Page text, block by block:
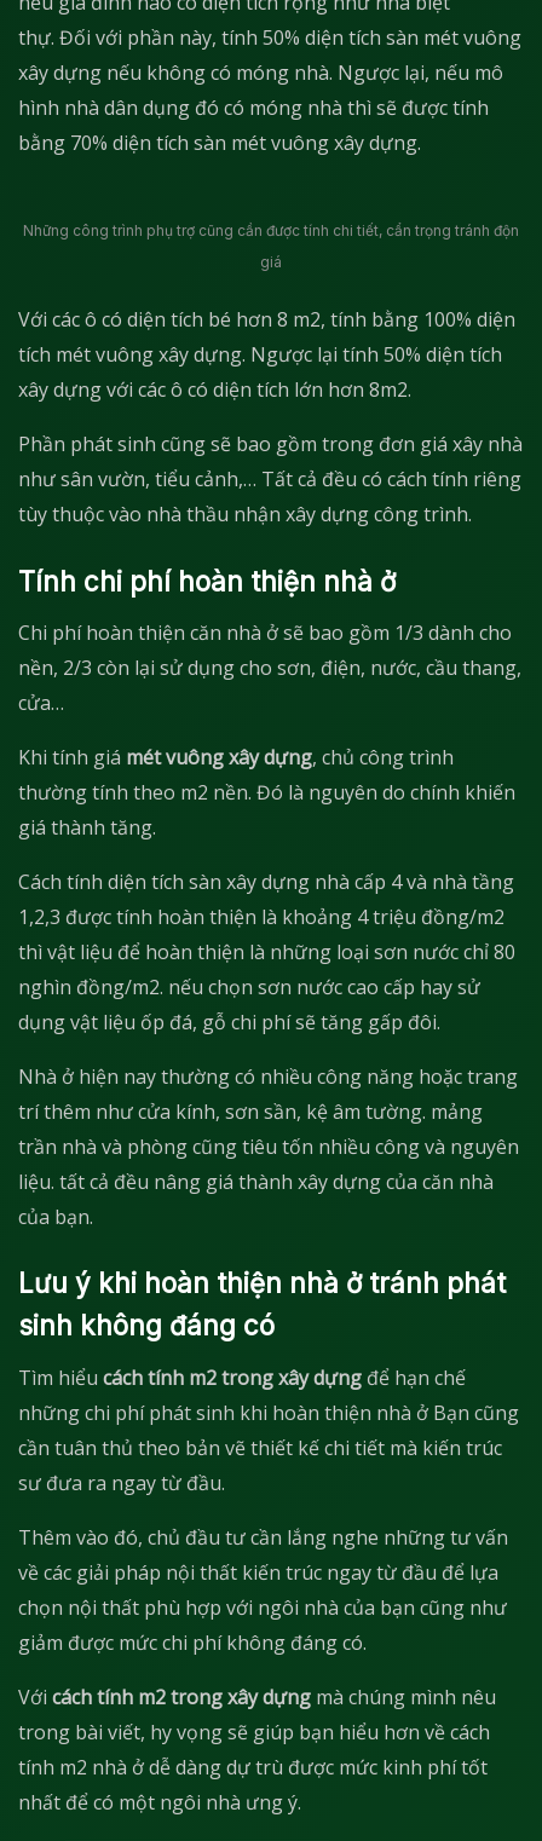
thự. Đối với phần này, tính 50% diện tích sàn mét vuông
xây dựng nếu không có móng nhà. Ngược lại, nếu mô
hình nhà dân dụng đó có móng nhà thì sẽ được tính
bằng 70% diện tích sàn mét vuông xây dựng.
Những công trình phụ trợ cũng cần được tính chi tiết, cẩn trọng tránh độn
giá
Với các ô có diện tích bé hơn 8 m2, tính bằng 100% diện
tích mét vuông xây dựng. Ngược lại tính 50% diện tích
xây dựng với các ô có diện tích lớn hơn 8m2.
Phần phát sinh cũng sẽ bao gồm trong đơn giá xây nhà
như sân vườn, tiểu cảnh,… Tất cả đều có cách tính riêng
tùy thuộc vào nhà thầu nhận xây dựng công trình.
Tính chi phí hoàn thiện nhà ở
Chi phí hoàn thiện căn nhà ở sẽ bao gồm 1/3 dành cho
nền, 2/3 còn lại sử dụng cho sơn, điện, nước, cầu thang,
cửa…
Khi tính giá mét vuông xây dựng, chủ công trình
thường tính theo m2 nền. Đó là nguyên do chính khiến
giá thành tăng.
Cách tính diện tích sàn xây dựng nhà cấp 4 và nhà tầng
1,2,3 được tính hoàn thiện là khoảng 4 triệu đồng/m2
thì vật liệu để hoàn thiện là những loại sơn nước chỉ 80
nghìn đồng/m2. nếu chọn sơn nước cao cấp hay sử
dụng vật liệu ốp đá, gỗ chi phí sẽ tăng gấp đôi.
Nhà ở hiện nay thường có nhiều công năng hoặc trang
trí thêm như cửa kính, sơn sần, kệ âm tường. mảng
trần nhà và phòng cũng tiêu tốn nhiều công và nguyên
liệu. tất cả đều nâng giá thành xây dựng của căn nhà
của bạn.
Lưu ý khi hoàn thiện nhà ở tránh phát
sinh không đáng có
Tìm hiểu cách tính m2 trong xây dựng để hạn chế
những chi phí phát sinh khi hoàn thiện nhà ở Bạn cũng
cần tuân thủ theo bản vẽ thiết kế chi tiết mà kiến trúc
sư đưa ra ngay từ đầu.
Thêm vào đó, chủ đầu tư cần lắng nghe những tư vấn
về các giải pháp nội thất kiến trúc ngay từ đầu để lựa
chọn nội thất phù hợp với ngôi nhà của bạn cũng như
giảm được mức chi phí không đáng có.
Với cách tính m2 trong xây dựng mà chúng mình nêu
trong bài viết, hy vọng sẽ giúp bạn hiểu hơn về cách
tính m2 nhà ở dễ dàng dự trù được mức kinh phí tốt
nhất để có một ngôi nhà ưng ý.